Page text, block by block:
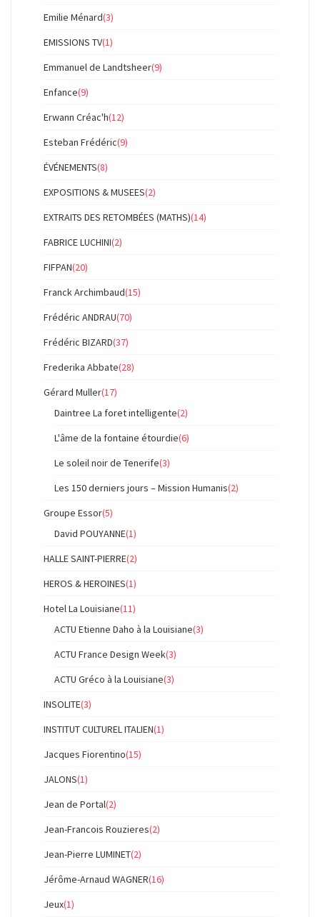
Emilie Ménard(3)
EMISSIONS TV(1)
Emmanuel de Landtsheer(9)
Enfance(9)
Erwann Créac'h(12)
Esteban Frédéric(9)
ÉVÉNEMENTS(8)
EXPOSITIONS & MUSEES(2)
EXTRAITS DES RETOMBÉES (MATHS)(14)
FABRICE LUCHINI(2)
FIFPAN(20)
Franck Archimbaud(15)
Frédéric ANDRAU(70)
Frédéric BIZARD(37)
Frederika Abbate(28)
Gérard Muller(17)
Daintree La foret intelligente(2)
L'âme de la fontaine étourdie(6)
Le soleil noir de Tenerife(3)
Les 150 derniers jours – Mission Humanis(2)
Groupe Essor(5)
David POUYANNE(1)
HALLE SAINT-PIERRE(2)
HEROS & HEROINES(1)
Hotel La Louisiane(11)
ACTU Etienne Daho à la Louisiane(3)
ACTU France Design Week(3)
ACTU Gréco à la Louisiane(3)
INSOLITE(3)
INSTITUT CULTUREL ITALIEN(1)
Jacques Fiorentino(15)
JALONS(1)
Jean de Portal(2)
Jean-Francois Rouzieres(2)
Jean-Pierre LUMINET(2)
Jérôme-Arnaud WAGNER(16)
Jeux(1)